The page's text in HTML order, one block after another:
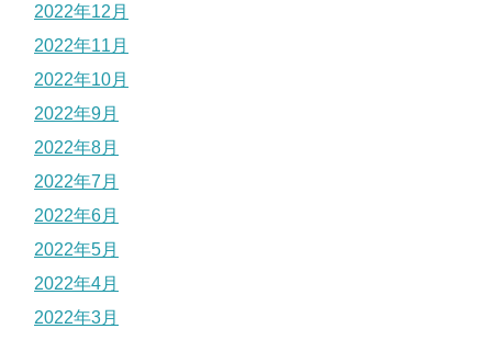
2022年12月
2022年11月
2022年10月
2022年9月
2022年8月
2022年7月
2022年6月
2022年5月
2022年4月
2022年3月